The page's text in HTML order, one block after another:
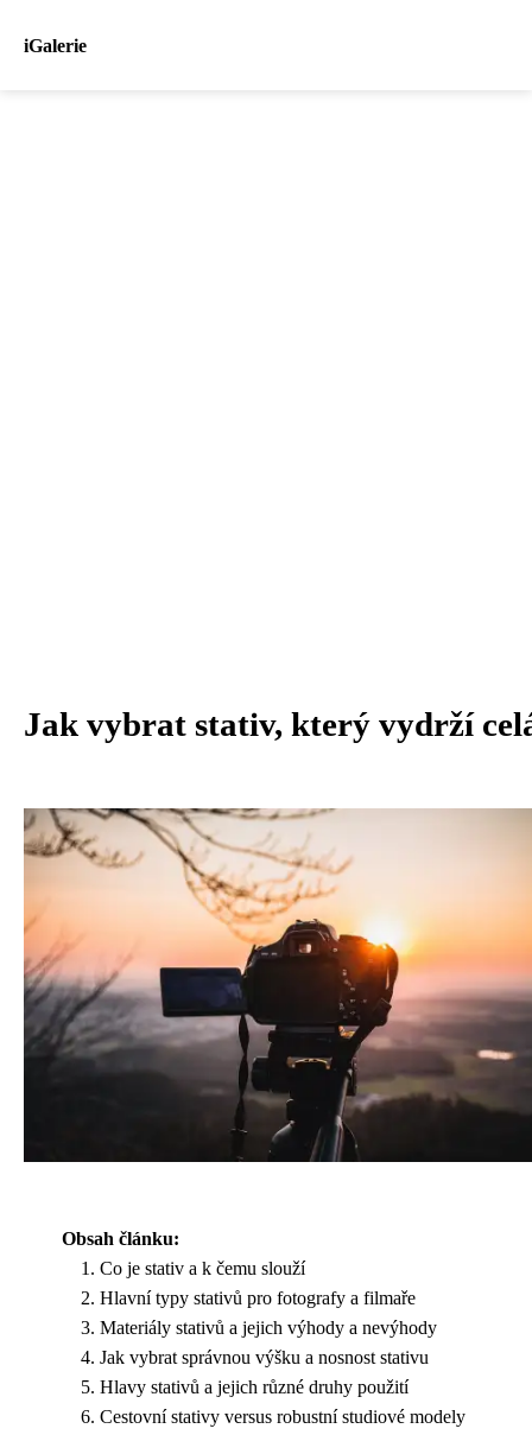
iGalerie
Jak vybrat stativ, který vydrží
Obsah článku:
Co je stativ a k čemu slouží
Hlavní typy stativů pro fotografy a filmaře
Materiály stativů a jejich výhody a nevýhody
Jak vybrat správnou výšku a nosnost stativu
Hlavy stativů a jejich různé druhy použití
Cestovní stativy versus robustní studiové modely